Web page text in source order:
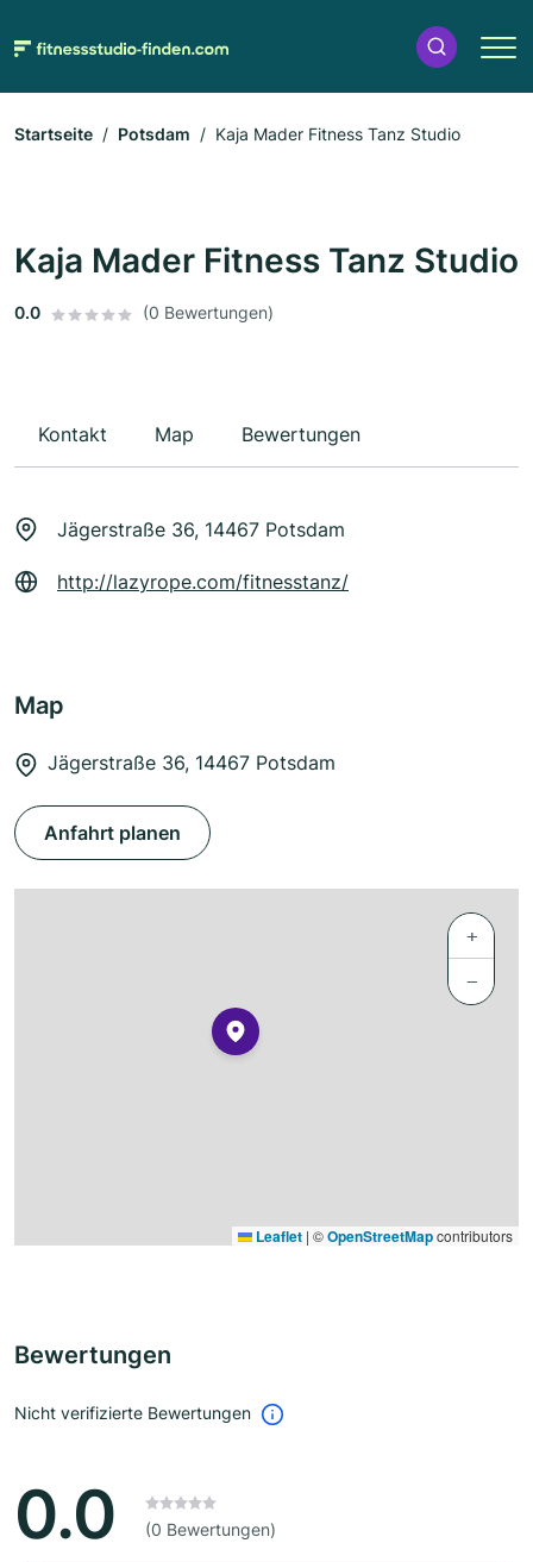
Startseite Potsdam Kaja Mader Fitness Tanz Studio
Kaja Mader Fitness Tanz Studio
0.0 (0 Bewertungen)
Kontakt Map Bewertungen
Jägerstraße 36, 14467 Potsdam
http://lazyrope.com/fitnesstanz/
Map
Jägerstraße 36, 14467 Potsdam
Anfahrt planen
+
−
Leaflet | ©OpenStreetMapcontributors
Bewertungen
Nicht verifizierte Bewertungen
0.0 (0 Bewertungen)